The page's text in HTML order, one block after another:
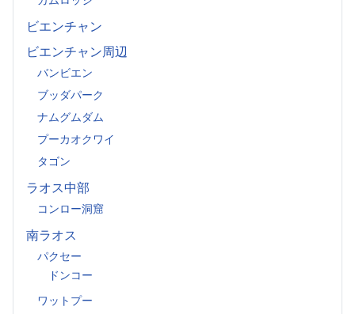
ビエンチャン
ビエンチャン周辺
バンビエン
ブッダパーク
ナムグムダム
プーカオクワイ
タゴン
ラオス中部
コンロー洞窟
南ラオス
パクセー
ドンコー
ワットプー